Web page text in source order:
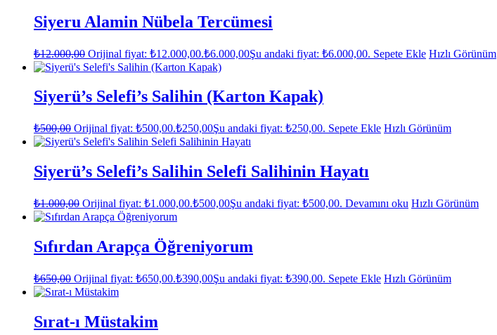
Siyeru Alamin Nübela Tercümesi
₺12.000,00 Orijinal fiyat: ₺12.000,00.₺6.000,00Şu andaki fiyat: ₺6.000,00. Sepete Ekle Hızlı Görünüm
Siyerü’s Selefi’s Salihin (Karton Kapak)
₺500,00 Orijinal fiyat: ₺500,00.₺250,00Şu andaki fiyat: ₺250,00. Sepete Ekle Hızlı Görünüm
Siyerü’s Selefi’s Salihin Selefi Salihinin Hayatı
₺1.000,00 Orijinal fiyat: ₺1.000,00.₺500,00Şu andaki fiyat: ₺500,00. Devamını oku Hızlı Görünüm
Sıfırdan Arapça Öğreniyorum
₺650,00 Orijinal fiyat: ₺650,00.₺390,00Şu andaki fiyat: ₺390,00. Sepete Ekle Hızlı Görünüm
Sırat-ı Müstakim